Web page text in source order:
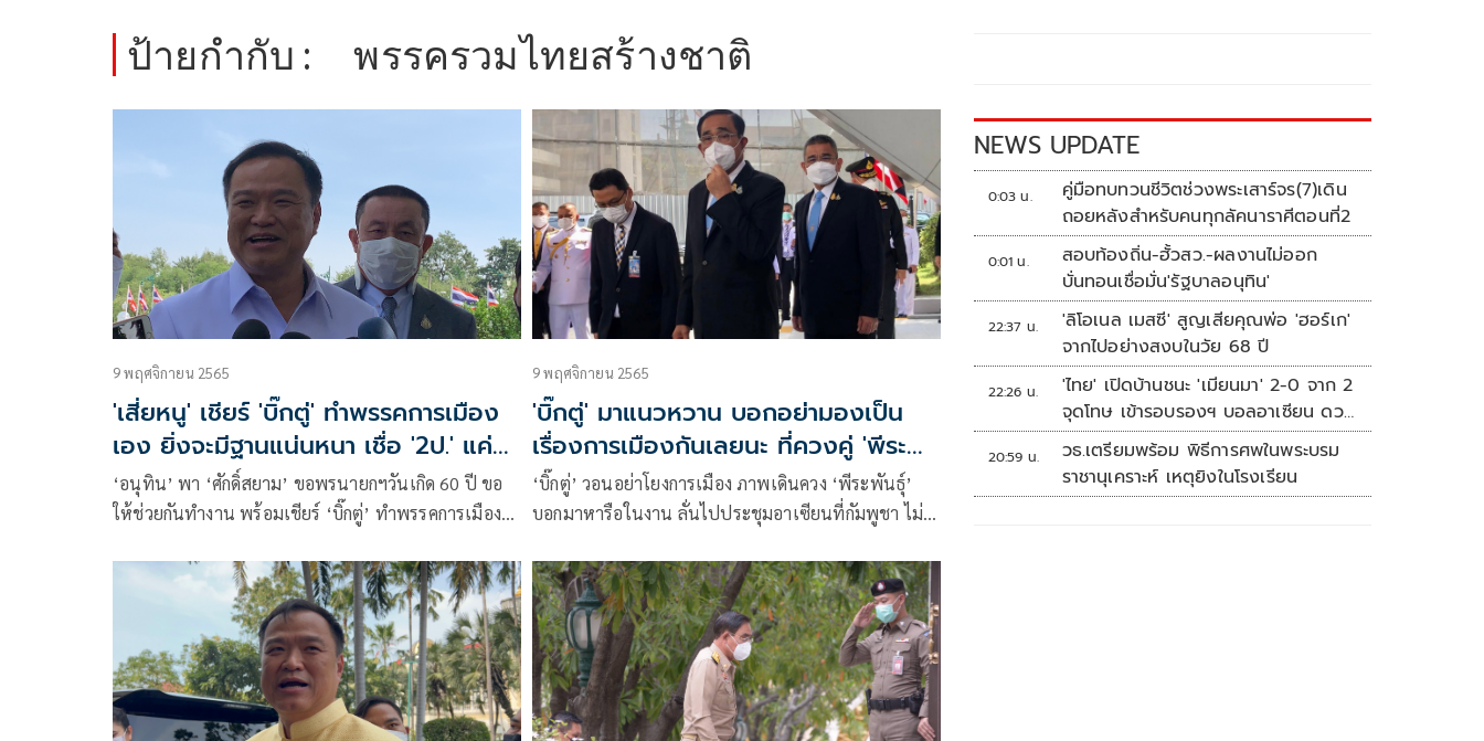
ป้ายกำกับ : พรรครวมไทยสร้างชาติ
9 พฤศจิกายน 2565
'เสี่ยหนู' เชียร์ 'บิ๊กตู่' ทำพรรคการเมือง
เอง ยิ่งจะมีฐานแน่นหนา เชื่อ '2ป.' แค่
แยกกันเดิน ร่วมกันตี
‘อนุทิน’ พา ‘ศักดิ์สยาม’ ขอพรนายกฯวันเกิด 60 ปี ขอ
ให้ช่วยกันทำงาน พร้อมเชียร์ ‘บิ๊กตู่’ ทำพรรคการเมือง
ความผูกพันธ์ 40-50ปี แค่แยกกันเดิน ร่วมกันตี
9 พฤศจิกายน 2565
'บิ๊กตู่' มาแนวหวาน บอกอย่ามองเป็น
เรื่องการเมืองกันเลยนะ ที่ควงคู่ 'พีระ
พันธุ์'
‘บิ๊กตู่’ วอนอย่าโยงการเมือง ภาพเดินควง ‘พีระพันธุ์’
บอกมาหารือในงาน ลั่นไปประชุมอาเซียนที่กัมพูชา ไม่
NEWS UPDATE
0:03 น.
คู่มือทบทวนชีวิตช่วงพระเสาร์จร(7)เดิน
ถอยหลังสำหรับคนทุกลัคนาราศีตอนที่2
0:01 น.
สอบท้องถิ่น-ฮั้วสว.-ผลงานไม่ออก
บั่นทอนเชื่อมั่น'รัฐบาลอนุทิน'
22:37 น.
'ลิโอเนล เมสซี' สูญเสียคุณพ่อ 'ฮอร์เก'
จากไปอย่างสงบในวัย 68 ปี
22:26 น.
'ไทย' เปิดบ้านชนะ 'เมียนมา' 2-0 จาก 2
จุดโทษ เข้ารอบรองฯ บอลอาเซียน ดวล
'สิงคโปร์'
20:59 น.
วธ.เตรียมพร้อม พิธีการศพในพระบรม
ราชานุเคราะห์ เหตุยิงในโรงเรียน